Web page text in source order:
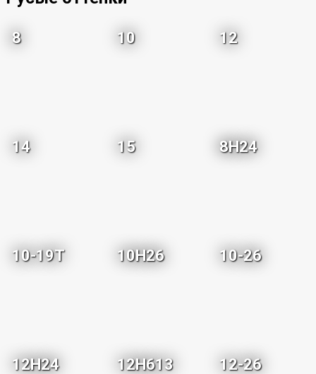
8 10 12
14 15 8H24
10-19T 10H26 10-26
12H24 12H613 12-26